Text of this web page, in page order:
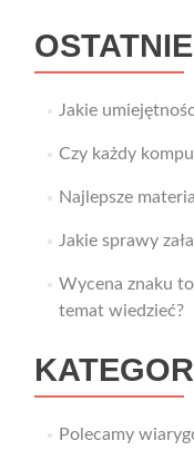
Jakie
Czy każdy
Najlepsze
Jakie sprawy
Wycena znaku
temat wiedzieć?
Polecamy